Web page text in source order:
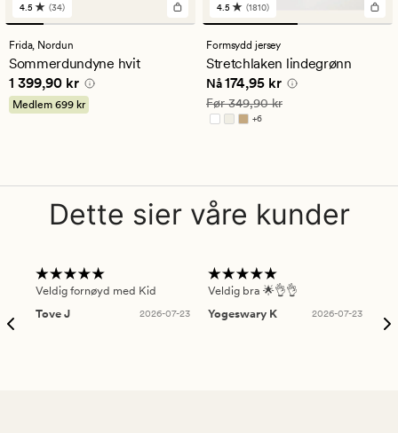
34
anmeldelser
med
en
gjennomsnittlig
vurdering
på
4.5
4.5 (34)
Frida, Nordun
Sommerdundyne hvit
Pris 1 399,90 kr
1 399,90 kr
Medlem 699 kr
1810
anmeldelser
med
en
gjennomsnittlig
vurdering
på
4.5
4.5 (1810)
Formsydd jersey
Stretchlaken lindegrønn
Nåværende pris
Nå174,95 kr
Vanlig pris 349,90 kr
Før349,90 kr
+6
Tilgjengelig i flere farger
Dette sier våre kunder
Veldig fornøyd med Kid
Tove J
2026-07-23
Veldig bra 🌟👌👌
Yogeswary K
2026-07-23